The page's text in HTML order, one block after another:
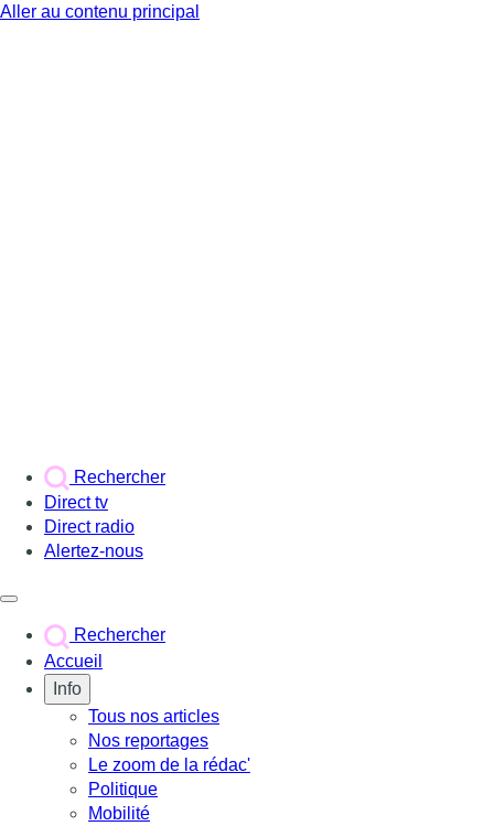
Aller au contenu principal
Rechercher
Direct tv
Direct radio
Alertez-nous
Rechercher
Accueil
Info
Tous nos articles
Nos reportages
Le zoom de la rédac'
Politique
Mobilité